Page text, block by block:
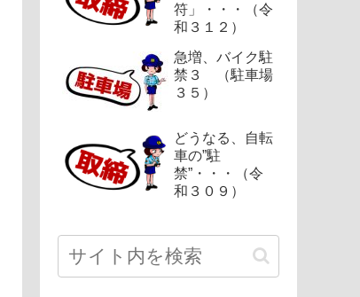
符」・・・（令
和３１２）
急増、バイク駐
禁３ （駐車場
３５）
どうなる、自転
車の”駐
禁”・・・（令
和３０９）